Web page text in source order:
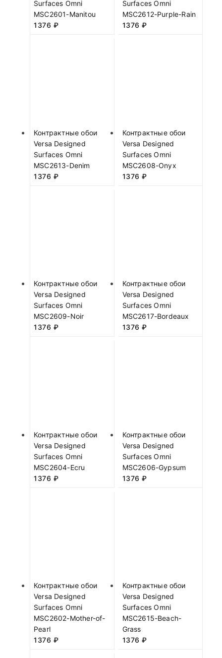
Surfaces Omni
MSC2601-Manitou
1376 ₽
Surfaces Omni
MSC2612-Purple-Rain
1376 ₽
Контрактные обои
Versa Designed
Surfaces Omni
MSC2613-Denim
1376 ₽
Контрактные обои
Versa Designed
Surfaces Omni
MSC2608-Onyx
1376 ₽
Контрактные обои
Versa Designed
Surfaces Omni
MSC2609-Noir
1376 ₽
Контрактные обои
Versa Designed
Surfaces Omni
MSC2617-Bordeaux
1376 ₽
Контрактные обои
Versa Designed
Surfaces Omni
MSC2604-Ecru
1376 ₽
Контрактные обои
Versa Designed
Surfaces Omni
MSC2606-Gypsum
1376 ₽
Контрактные обои
Versa Designed
Surfaces Omni
MSC2602-Mother-of-
Pearl
1376 ₽
Контрактные обои
Versa Designed
Surfaces Omni
MSC2615-Beach-
Grass
1376 ₽